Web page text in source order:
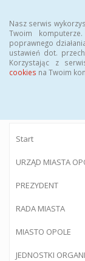
Nasz serwis
Twoim
poprawnego
ustawień dot.
Korzystając z
cookies na Twoim
Start
URZĄD MIASTA
PREZYDENT
RADA MIASTA
MIASTO OPOLE
JEDNOSTKI